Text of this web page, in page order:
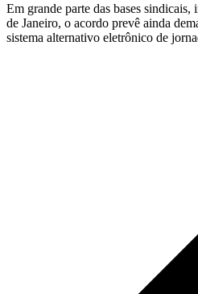
Em grande parte das bases
de Janeiro, o acordo prevê ainda
sistema alternativo eletrônico de